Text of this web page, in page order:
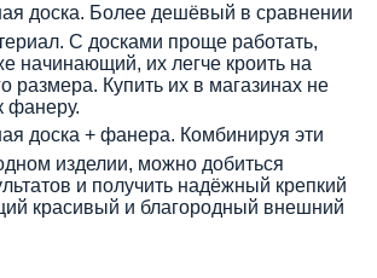
доска. Более дешёвый в сравнении
С досками проще работать,
начинающий, их легче кроить на
размера. Купить их в магазинах не
фанеру.
доска + фанера. Комбинируя эти
изделии, можно добиться
и получить надёжный крепкий
красивый и благородный внешний